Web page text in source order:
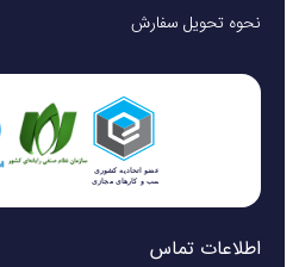
نحوه تحویل سفارش
اطلاعات تماس